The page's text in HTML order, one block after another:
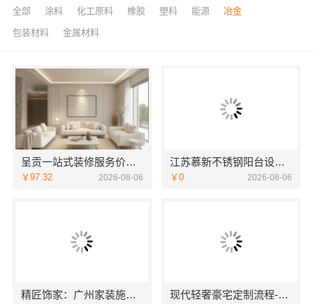
全部 涂料 化工原料 橡胶 塑料 能源 冶金
包装材料 金属材料
呈贡一站式装修服务价格表，云南至高新型建材有限公司闭口合同
￥97.32 2026-08-06
江苏慕新不锈钢阳台设计效果图
￥0 2026-08-06
精匠饰家：广州家装施工老房翻新团队 现代轻奢豪宅定制流程-江苏东钢金属家居有限公司